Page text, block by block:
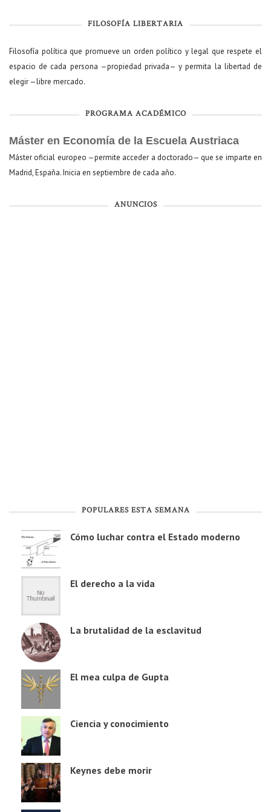
FILOSOFÍA LIBERTARIA
Filosofía política que promueve un orden político y legal que respete el
espacio de cada persona —propiedad privada— y permita la libertad de
elegir —libre mercado.
PROGRAMA ACADÉMICO
Máster en Economía de la Escuela Austriaca
Máster oficial europeo —permite acceder a doctorado— que se imparte en
Madrid, España. Inicia en septiembre de cada año.
ANUNCIOS
POPULARES ESTA SEMANA
Cómo luchar contra el Estado moderno
El derecho a la vida
La brutalidad de la esclavitud
El mea culpa de Gupta
Ciencia y conocimiento
Keynes debe morir